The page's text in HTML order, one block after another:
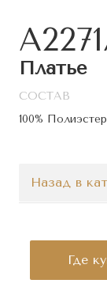
Платье
СОСТАВ
100% Полиэстер
Назад в
Где